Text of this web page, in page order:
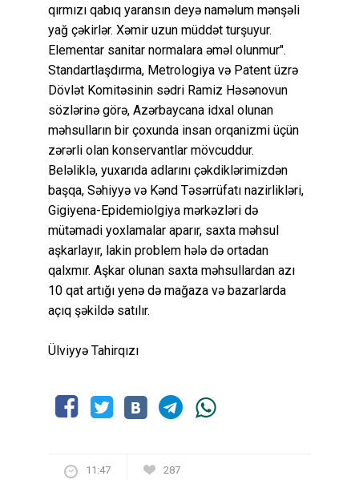
qırmızı qabıq yaransın deyə naməlum mənşəli
yağ çəkirlər. Xəmir uzun müddət turşuyur.
Elementar sanitar normalara əməl olunmur".
Standartlaşdırma, Metrologiya və Patent üzrə
Dövlət Komitəsinin sədri Ramiz Həsənovun
sözlərinə görə, Azərbaycana idxal olunan
məhsulların bir çoxunda insan orqanizmi üçün
zərərli olan konservantlar mövcuddur.
Beləliklə, yuxarıda adlarını çəkdiklərimizdən
başqa, Səhiyyə və Kənd Təsərrüfatı nazirlikləri,
Gigiyena-Epidemiolgiya mərkəzləri də
mütəmadi yoxlamalar aparır, saxta məhsul
aşkarlayır, lakin problem hələ də ortadan
qalxmır. Aşkar olunan saxta məhsullardan azı
10 qat artığı yenə də mağaza və bazarlarda
açıq şəkildə satılır.
Ülviyyə Tahirqızı
11:47 287